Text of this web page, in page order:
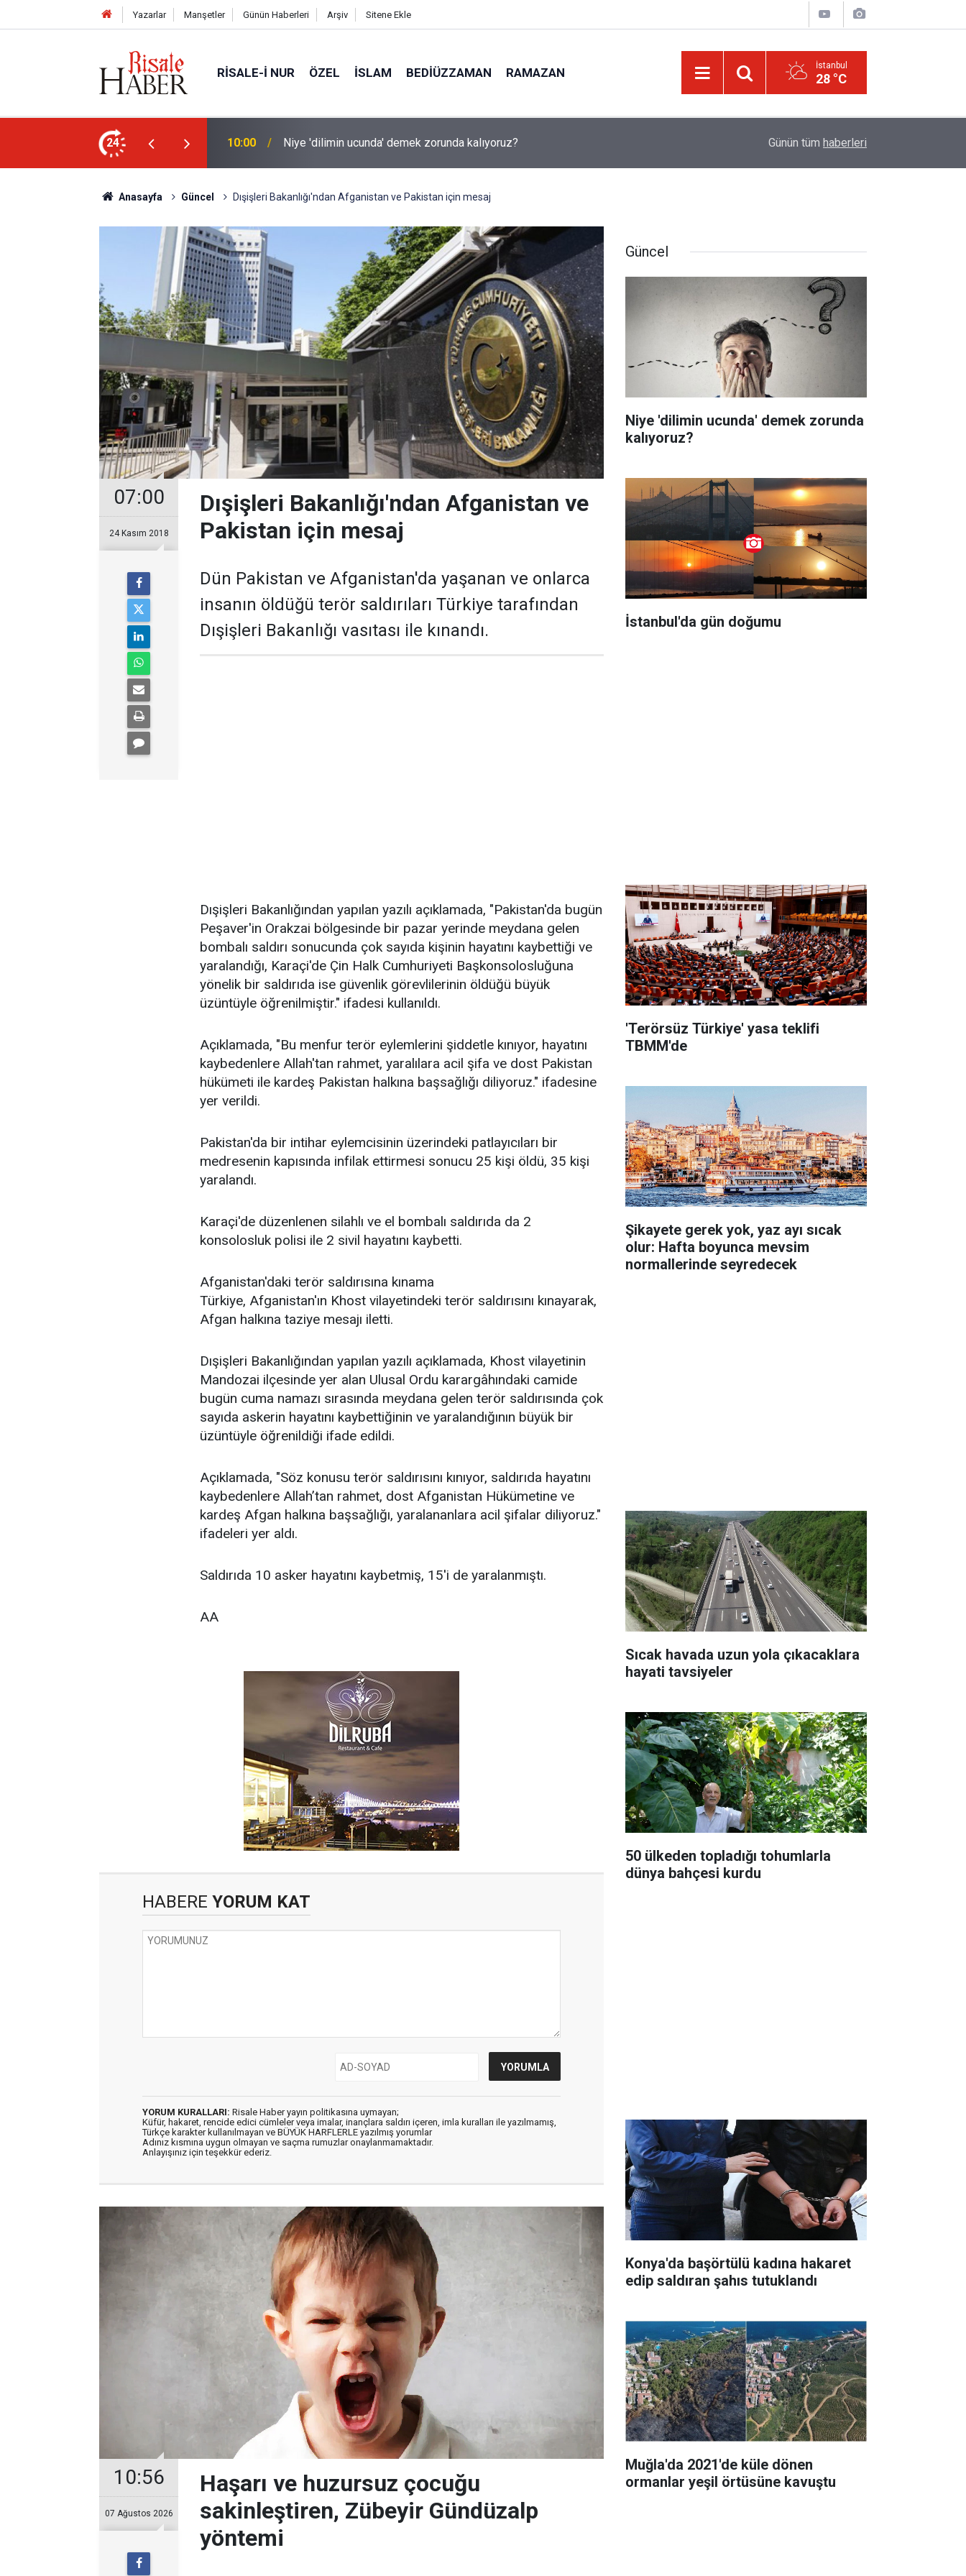
Yazarlar Manşetler Günün Haberleri Arşiv Sitene Ekle
RISALE-I NUR ÖZEL İSLAM BEDIÜZZAMAN RAMAZAN İstanbul
28 °C
24
Zübeyir Gündüzalp yöntemi 10:00 Niye 'dilimin ucunda' demek zorunda kalıyoruz? Okullarında yapay zeka ile kopyaya karşı
Günün tüm haberleri
Anasayfa Güncel Dışişleri Bakanlığı'ndan Afganistan ve Pakistan için mesaj
07:00
24 Kasım 2018
Dışişleri Bakanlığı'ndan Afganistan ve
Pakistan için mesaj
Dün Pakistan ve Afganistan'da yaşanan ve onlarca
insanın öldüğü terör saldırıları Türkiye tarafından
Dışişleri Bakanlığı vasıtası ile kınandı.
Dışişleri Bakanlığından yapılan yazılı açıklamada, "Pakistan'da bugün
Peşaver'in Orakzai bölgesinde bir pazar yerinde meydana gelen
bombalı saldırı sonucunda çok sayıda kişinin hayatını kaybettiği ve
yaralandığı, Karaçi'de Çin Halk Cumhuriyeti Başkonsolosluğuna
yönelik bir saldırıda ise güvenlik görevlilerinin öldüğü büyük
üzüntüyle öğrenilmiştir." ifadesi kullanıldı.
Açıklamada, "Bu menfur terör eylemlerini şiddetle kınıyor, hayatını
kaybedenlere Allah'tan rahmet, yaralılara acil şifa ve dost Pakistan
hükümeti ile kardeş Pakistan halkına başsağlığı diliyoruz." ifadesine
yer verildi.
Pakistan'da bir intihar eylemcisinin üzerindeki patlayıcıları bir
medresenin kapısında infilak ettirmesi sonucu 25 kişi öldü, 35 kişi
yaralandı.
Karaçi'de düzenlenen silahlı ve el bombalı saldırıda da 2
konsolosluk polisi ile 2 sivil hayatını kaybetti.
Afganistan'daki terör saldırısına kınama
Türkiye, Afganistan'ın Khost vilayetindeki terör saldırısını kınayarak,
Afgan halkına taziye mesajı iletti.
Dışişleri Bakanlığından yapılan yazılı açıklamada, Khost vilayetinin
Mandozai ilçesinde yer alan Ulusal Ordu karargâhındaki camide
bugün cuma namazı sırasında meydana gelen terör saldırısında çok
sayıda askerin hayatını kaybettiğinin ve yaralandığının büyük bir
üzüntüyle öğrenildiği ifade edildi.
Açıklamada, "Söz konusu terör saldırısını kınıyor, saldırıda hayatını
kaybedenlere Allah’tan rahmet, dost Afganistan Hükümetine ve
kardeş Afgan halkına başsağlığı, yaralananlara acil şifalar diliyoruz."
ifadeleri yer aldı.
Saldırıda 10 asker hayatını kaybetmiş, 15'i de yaralanmıştı.
AA
HABERE YORUM KAT
YORUM KURALLARI: Risale Haber yayın politikasına uymayan;
Küfür, hakaret, rencide edici cümleler veya imalar, inançlara saldırı içeren, imla kuralları ile yazılmamış,
Türkçe karakter kullanılmayan ve BÜYÜK HARFLERLE yazılmış yorumlar
Adınız kısmına uygun olmayan ve saçma rumuzlar onaylanmamaktadır.
Anlayışınız için teşekkür ederiz.
10:56
07 Ağustos 2026
Haşarı ve huzursuz çocuğu
sakinleştiren, Zübeyir Gündüzalp
yöntemi
Güncel
Niye 'dilimin ucunda' demek zorunda
kalıyoruz?
İstanbul'da gün doğumu
'Terörsüz Türkiye' yasa teklifi
TBMM'de
Şikayete gerek yok, yaz ayı sıcak
olur: Hafta boyunca mevsim
normallerinde seyredecek
Sıcak havada uzun yola çıkacaklara
hayati tavsiyeler
50 ülkeden topladığı tohumlarla
dünya bahçesi kurdu
Konya'da başörtülü kadına hakaret
edip saldıran şahıs tutuklandı
Muğla'da 2021'de küle dönen
ormanlar yeşil örtüsüne kavuştu